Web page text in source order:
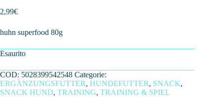
2,99€
huhn superfood 80g
Esaurito
COD: 5028399542548 Categorie:
ERGÄNZUNGSFUTTER, HUNDEFUTTER, SNACK,
SNACK HUND, TRAINING, TRAINING & SPIEL